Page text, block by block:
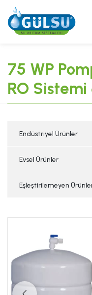
75 WP
RO Sistemi
Endüstriyel Ürünler
Evsel Ürünler
Eşleştirilemeyen